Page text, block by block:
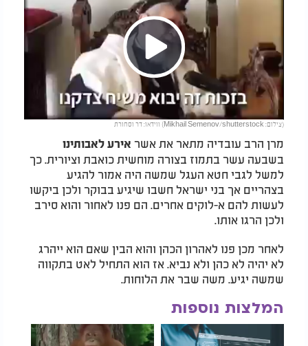
Play
Video
(צילום: Mikhail Semenov/shutterstock) ווידאו: דר וסחורת
מרן הרב עובדיה מתאר את אשר אירע לאבותינו
בשבעה עשר בתמוז בצורה מוחשית כואבת וציורית. כך
למשל לגבי חטא העגל שמשה היה אמור להגיע
בצהריים אך בני ישראל חשבו שיגיע בבוקר ולכן ביקשו
לעשות להם א-לוקים אחרים. הם פנו לאחור והוא סירב
ולכן הרגו אותו.
לאחר מכן פנו לאהרון הכהן והוא הבין שאם הוא ייהרג
לא יהיה לא כהן ולא נביא. אז הוא התחיל לאט בתקווה
שמשה יגיע. משה שבר את הלוחות.
המלצות נוספות